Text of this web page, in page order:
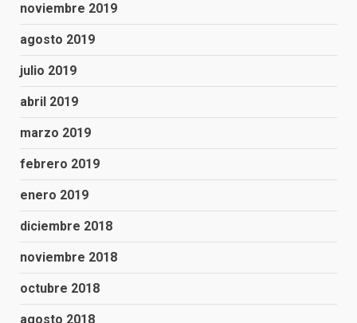
noviembre 2019
agosto 2019
julio 2019
abril 2019
marzo 2019
febrero 2019
enero 2019
diciembre 2018
noviembre 2018
octubre 2018
agosto 2018